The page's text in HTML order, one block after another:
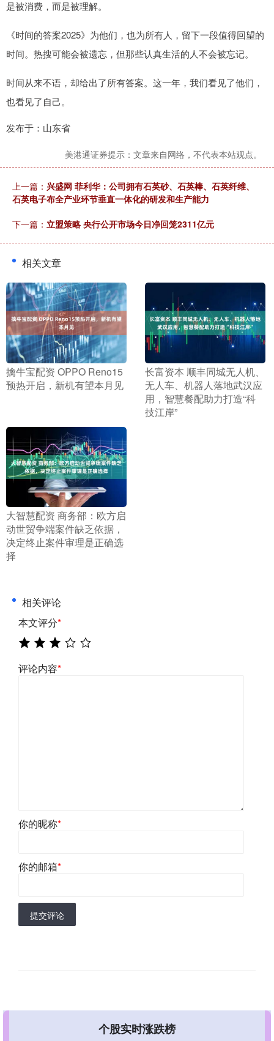
是被消费，而是被理解。
《时间的答案2025》为他们，也为所有人，留下一段值得回望的
时间。热搜可能会被遗忘，但那些认真生活的人不会被忘记。
时间从来不语，却给出了所有答案。这一年，我们看见了他们，
也看见了自己。
发布于：山东省
美港通证券提示：文章来自网络，不代表本站观点。
上一篇： 兴盛网 菲利华：公司拥有石英砂、石英棒、石英纤维、
石英电子布全产业环节垂直一体化的研发和生产能力
下一篇： 立盟策略 央行公开市场今日净回笼2311亿元
相关文章
​擒牛宝配资 OPPO Reno15
预热开启，新机有望本月见
​长富资本 顺丰同城无人机、
无人车、机器人落地武汉应
用，智慧餐配助力打造“科
技江岸”
​大智慧配资 商务部：欧方启
动世贸争端案件缺乏依据，
决定终止案件审理是正确选
择
相关评论
本文评分*
评论内容*
你的昵称*
你的邮箱*
提交评论
个股实时涨跌榜